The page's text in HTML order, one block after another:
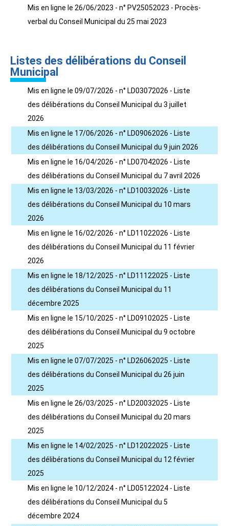
Mis en ligne le 26/06/2023 - n° PV25052023 - Procès-
verbal du Conseil Municipal du 25 mai 2023
Listes des délibérations du Conseil
Municipal
Mis en ligne le 09/07/2026 - n° LD03072026 - Liste
des délibérations du Conseil Municipal du 3 juillet
2026
Mis en ligne le 17/06/2026 - n° LD09062026 - Liste
des délibérations du Conseil Municipal du 9 juin 2026
Mis en ligne le 16/04/2026 - n° LD07042026 - Liste
des délibérations du Conseil Municipal du 7 avril 2026
Mis en ligne le 13/03/2026 - n° LD10032026 - Liste
des délibérations du Conseil Municipal du 10 mars
2026
Mis en ligne le 16/02/2026 - n° LD11022026 - Liste
des délibérations du Conseil Municipal du 11 février
2026
Mis en ligne le 18/12/2025 - n° LD11122025 - Liste
des délibérations du Conseil Municipal du 11
décembre 2025
Mis en ligne le 15/10/2025 - n° LD09102025 - Liste
des délibérations du Conseil Municipal du 9 octobre
2025
Mis en ligne le 07/07/2025 - n° LD26062025 - Liste
des délibérations du Conseil Municipal du 26 juin
2025
Mis en ligne le 26/03/2025 - n° LD20032025 - Liste
des délibérations du Conseil Municipal du 20 mars
2025
Mis en ligne le 14/02/2025 - n° LD12022025 - Liste
des délibérations du Conseil Municipal du 12 février
2025
Mis en ligne le 10/12/2024 - n° LD05122024 - Liste
des délibérations du Conseil Municipal du 5
décembre 2024